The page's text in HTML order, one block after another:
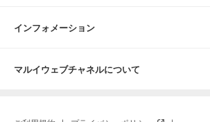
インフォメーション
マルイウェブチャネルについて